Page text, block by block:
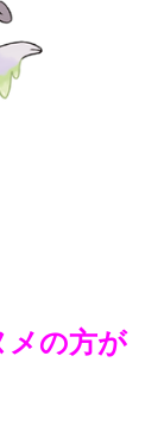
メの方が